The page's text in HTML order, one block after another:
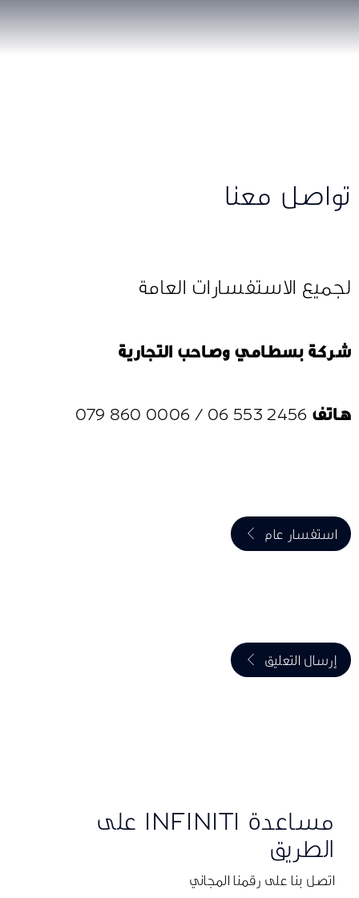
تواصل معنا
لجميع الاستفسارات العامة
‫شركة بسطامي وصاحب التجارية
هاتف 2456 553 06
/
0006 860 079
استفسار عام
إرسال التعليق
مساعدة INFINITI على
الطريق
اتصل بنا على رقمنا المجاني